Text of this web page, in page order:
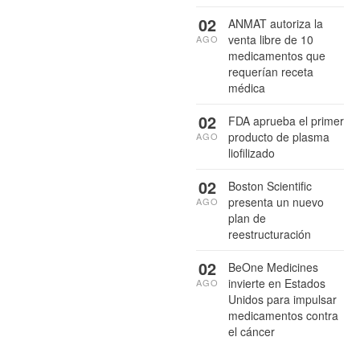
ANMAT autoriza la
venta libre de 10
medicamentos que
requerían receta
médica
02
AGO
FDA aprueba el primer
producto de plasma
liofilizado
02
AGO
Boston Scientific
presenta un nuevo
plan de
reestructuración
02
AGO
BeOne Medicines
invierte en Estados
Unidos para impulsar
medicamentos contra
el cáncer
02
AGO